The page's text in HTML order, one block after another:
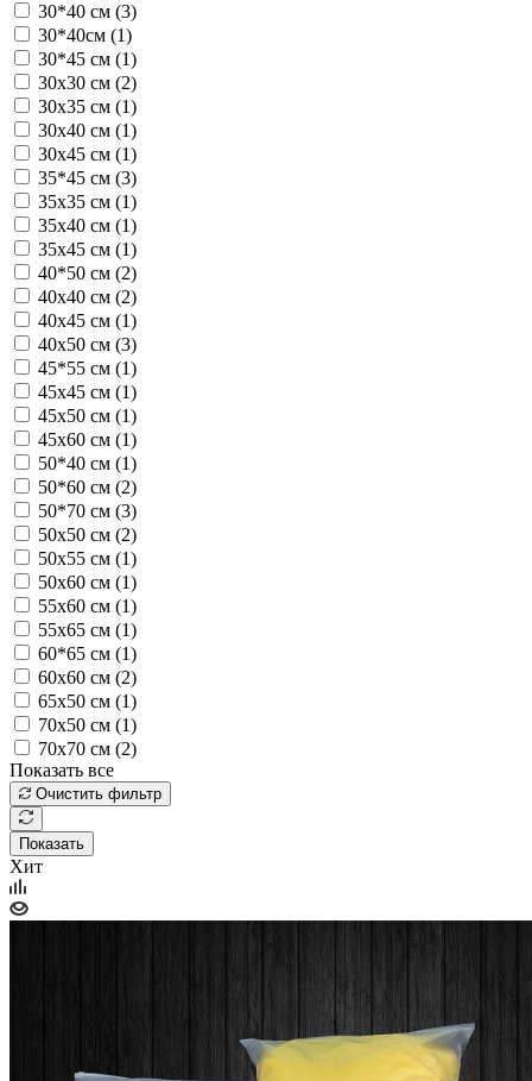
30*40 см (3)
30*40см (1)
30*45 см (1)
30х30 см (2)
30х35 см (1)
30х40 см (1)
30х45 см (1)
35*45 см (3)
35х35 см (1)
35х40 см (1)
35х45 см (1)
40*50 см (2)
40х40 см (2)
40х45 см (1)
40х50 см (3)
45*55 см (1)
45х45 см (1)
45х50 см (1)
45х60 см (1)
50*40 см (1)
50*60 см (2)
50*70 см (3)
50х50 см (2)
50х55 см (1)
50х60 см (1)
55х60 см (1)
55х65 см (1)
60*65 см (1)
60х60 см (2)
65х50 см (1)
70х50 см (1)
70х70 см (2)
Показать все
Очистить фильтр
Показать
Хит